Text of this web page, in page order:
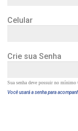
Celular
Crie sua Senha
Sua senha deve possuir no mínimo
Você usará a senha para